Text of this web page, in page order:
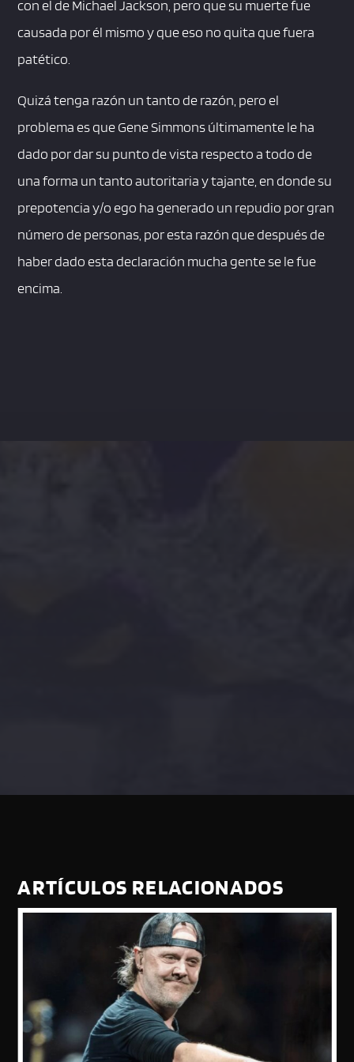
con el de Michael Jackson, pero que su muerte fue
causada por él mismo y que eso no quita que fuera
patético.
Quizá tenga razón un tanto de razón, pero el
problema es que Gene Simmons últimamente le ha
dado por dar su punto de vista respecto a todo de
una forma un tanto autoritaria y tajante, en donde su
prepotencia y/o ego ha generado un repudio por gran
número de personas, por esta razón que después de
haber dado esta declaración mucha gente se le fue
encima.
ARTÍCULOS RELACIONADOS